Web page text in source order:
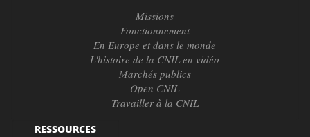
Missions
Fonctionnement
En Europe et dans le monde
L'histoire de la CNIL en vidéo
Marchés publics
Open CNIL
Travailler à la CNIL
RESSOURCES